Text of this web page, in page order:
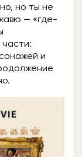
но ты не
— «где-
и